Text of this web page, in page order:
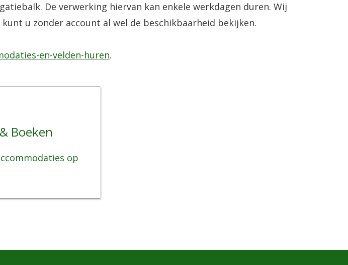
De verwerking hiervan kan enkele werkdagen duren. Wij
u zonder account al wel de beschikbaarheid bekijken.
en-velden-huren.
Boeken
op